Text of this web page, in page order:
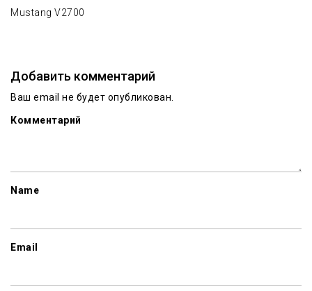
Mustang V2700
Добавить комментарий
Ваш email не будет опубликован.
Комментарий
Name
Email